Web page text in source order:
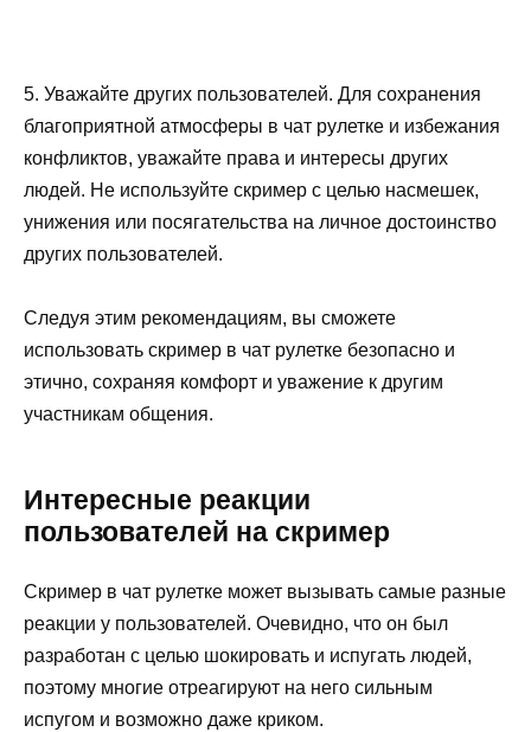
5. Уважайте других пользователей. Для сохранения
благоприятной атмосферы в чат рулетке и избежания
конфликтов, уважайте права и интересы других
людей. Не используйте скример с целью насмешек,
унижения или посягательства на личное достоинство
других пользователей.
Следуя этим рекомендациям, вы сможете
использовать скример в чат рулетке безопасно и
этично, сохраняя комфорт и уважение к другим
участникам общения.
Интересные реакции
пользователей на скример
Скример в чат рулетке может вызывать самые разные
реакции у пользователей. Очевидно, что он был
разработан с целью шокировать и испугать людей,
поэтому многие отреагируют на него сильным
испугом и возможно даже криком.